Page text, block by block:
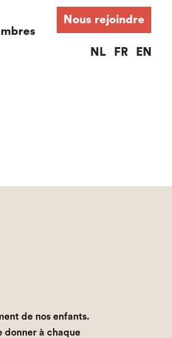
Nous rejoindre
NL FR EN
de nos enfants.
donner à chaque